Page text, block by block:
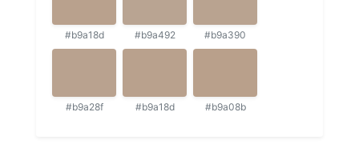
#b9a18d #b9a492 #b9a390
#b9a28f #b9a18d #b9a08b